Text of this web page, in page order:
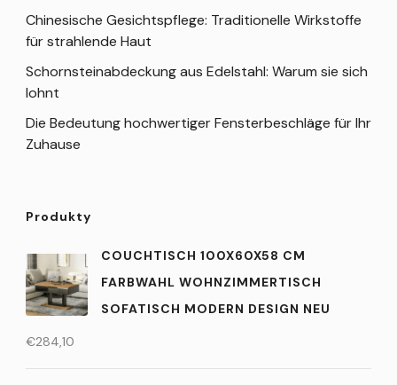
Chinesische Gesichtspflege: Traditionelle Wirkstoffe
für strahlende Haut
Schornsteinabdeckung aus Edelstahl: Warum sie sich
lohnt
Die Bedeutung hochwertiger Fensterbeschläge für Ihr
Zuhause
Produkty
COUCHTISCH 100X60X58 CM
FARBWAHL WOHNZIMMERTISCH
SOFATISCH MODERN DESIGN NEU
€284,10